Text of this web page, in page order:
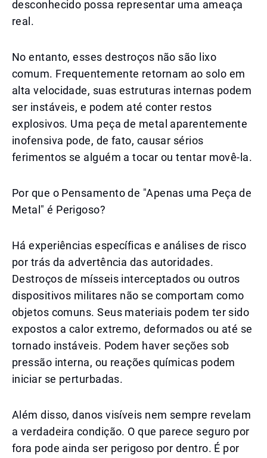
desconhecido possa representar uma ameaça
real.
No entanto, esses destroços não são lixo
comum. Frequentemente retornam ao solo em
alta velocidade, suas estruturas internas podem
ser instáveis, e podem até conter restos
explosivos. Uma peça de metal aparentemente
inofensiva pode, de fato, causar sérios
ferimentos se alguém a tocar ou tentar movê-la.
Por que o Pensamento de "Apenas uma Peça de
Metal" é Perigoso?
Há experiências específicas e análises de risco
por trás da advertência das autoridades.
Destroços de mísseis interceptados ou outros
dispositivos militares não se comportam como
objetos comuns. Seus materiais podem ter sido
expostos a calor extremo, deformados ou até se
tornado instáveis. Podem haver seções sob
pressão interna, ou reações químicas podem
iniciar se perturbadas.
Além disso, danos visíveis nem sempre revelam
a verdadeira condição. O que parece seguro por
fora pode ainda ser perigoso por dentro. É por